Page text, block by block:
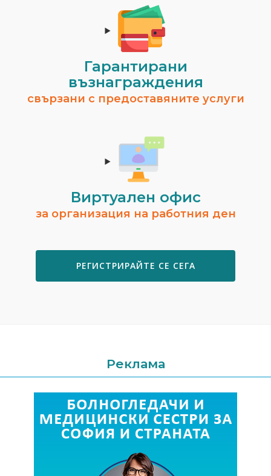
Гарантирани
възнаграждения
свързани с предоставяните услуги
Виртуален офис
за организация на работния ден
РЕГИСТРИРАЙТЕ СЕ СЕГА
Реклама